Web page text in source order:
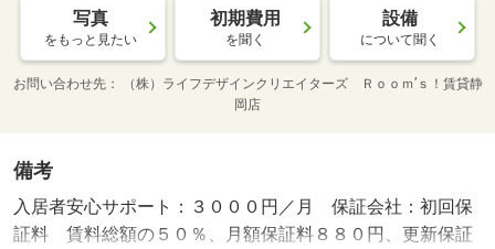
写真
をもっと見たい
初期費用
を聞く
設備
について聞く
お問い合わせ先
（株）ライフデザインクリエイターズ Ｒｏｏｍ’ｓ！賃貸静
岡店
備考
入居者安心サポート：３０００円／月 保証会社：初回保
証料 賃料総額の５０％、月額保証料８８０円、更新保証